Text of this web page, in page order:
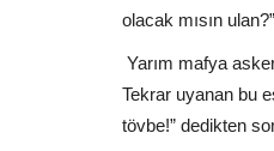
olacak mısın
Yarım mafya
Tekrar uyanan bu
tövbe!” dedikten